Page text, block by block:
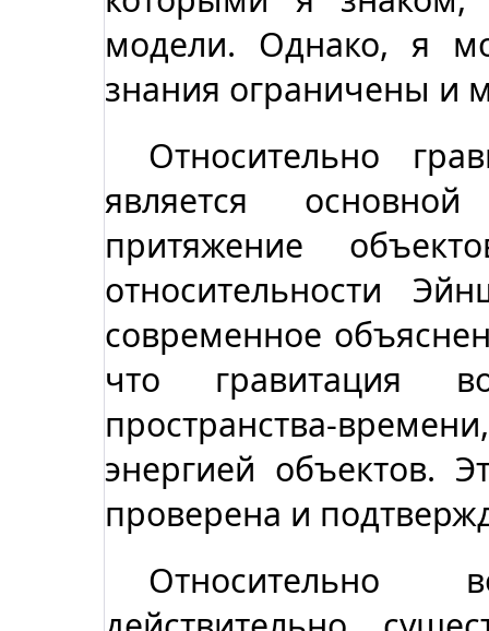
модели. Однако, я
знания ограничены и
Относительно
является
притяжение
относительности
современное
что гравитация
пространства-
энергией объектов.
проверена и
Относительно